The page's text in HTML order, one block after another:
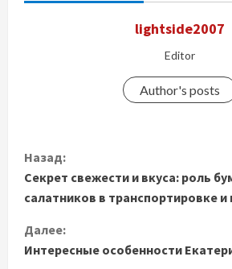
lightside2007
Editor
Author's posts
П
р
о
д
Назад:
Секрет свежести и вкуса: роль
салатников в транспортировке
Далее:
Интересные особенности